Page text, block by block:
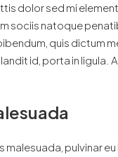
dolor sed mi
sociis natoque
quis dictum
id, porta in ligula.
pulvinar